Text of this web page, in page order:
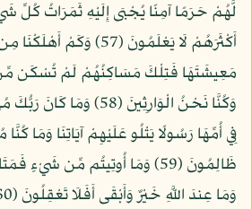
لَّهُمْ حَرَمًا آمِنًا يُجْبَى إِلَيْهِ ثَمَرَاتُ كُلِّ
أَكْثَرَهُمْ لَا يَعْلَمُونَ (57)
مَعِيشَتَهَا فَتِلْكَ مَسَاكِنُهُمْ لَمْ تُسْكَن مِّن
وَكُنَّا نَحْنُ الْوَارِثِينَ
فِي أُمِّهَا رَسُولًا يَتْلُو عَلَيْهِمْ آيَاتِنَا وَمَا
ظَالِمُونَ (59) وَمَا أُوتِيتُم مِّن شَيْءٍ